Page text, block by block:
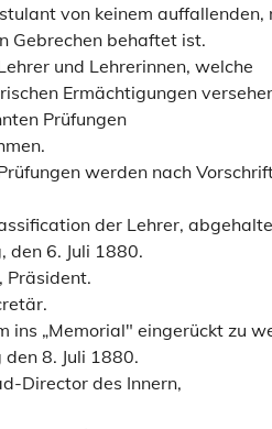
von keinem
Gebrechen behaftet ist.
und Lehrerinnen, welche
Ermächtigungen
Prüfungen
werden nach
der Lehrer,
den 6. Juli 1880.
Präsident.
ins „Memorial" eingerückt zu
8. Juli 1880.
Director des Innern,